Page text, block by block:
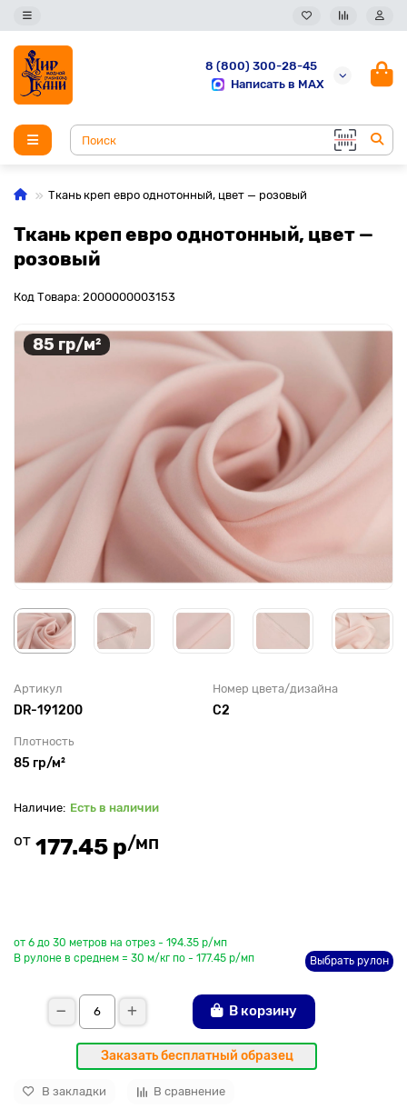
8 (800) 300-28-45
Написать в MAX
Ткань креп евро однотонный, цвет — розовый
Ткань креп евро однотонный, цвет —
розовый
Код Товара: 2000000003153
85 гр/м²
Артикул
DR-191200
Номер цвета/дизайна
С2
Плотность
85 гр/м²
Есть в наличии
от 177.45 р/мп
от 6 до 30 метров на отрез - 194.35 р/мп
В рулоне в среднем = 30 м/кг по - 177.45 р/мп
Выбрать рулон
В корзину
Заказать бесплатный образец
В закладки В сравнение